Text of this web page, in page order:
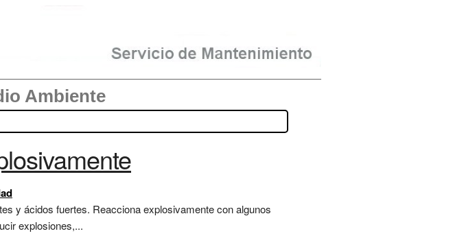
Ambiente
y ácidos fuertes. Reacciona explosivamente con algunos
explosiones,...